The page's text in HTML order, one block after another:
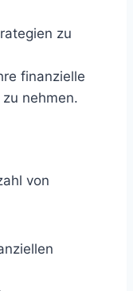
zu
finanzielle
nehmen.
von